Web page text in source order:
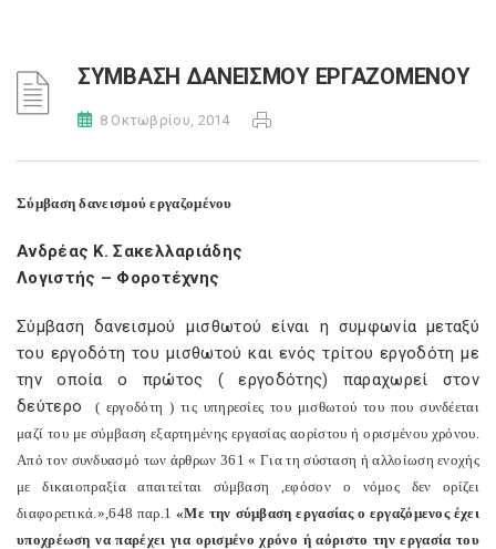
ΣΥΜΒΑΣΗ ΔΑΝΕΙΣΜΟΥ ΕΡΓΑΖΟΜΕΝΟΥ
8 Οκτωβρίου, 2014
Σύμβαση δανεισμού εργαζομένου
Ανδρέας Κ. Σακελλαριάδης
Λογιστής – Φοροτέχνης
Σύμβαση δανεισμού μισθωτού είναι η συμφωνία μεταξύ
του εργοδότη του μισθωτού και ενός τρίτου εργοδότη με
την οποία ο πρώτος ( εργοδότης) παραχωρεί στον
δεύτερο
( εργοδότη ) τις υπηρεσίες του μισθωτού του που συνδέεται
μαζί του με σύμβαση εξαρτημένης εργασίας αορίστου ή ορισμένου χρόνου.
Από τον συνδυασμό των άρθρων 361 « Για τη σύσταση ή αλλοίωση ενοχής
με δικαιοπραξία απαιτείται σύμβαση ,εφόσον ο νόμος δεν ορίζει
διαφορετικά.»,648 παρ.1 «Με την σύμβαση εργασίας ο εργαζόμενος έχει
υποχρέωση να παρέχει για ορισμένο χρόνο ή αόριστο την εργασία του